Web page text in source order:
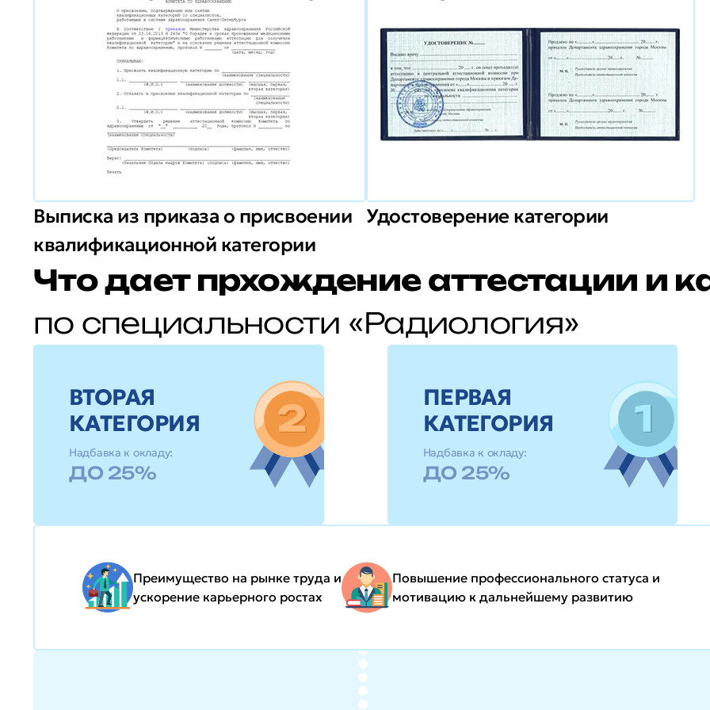
Выписка из приказа о присвоении
квалификационной категории
Удостоверение категории
Что дает прхождение аттестации и
по специальности «Радиология»
ВТОРАЯ
КАТЕГОРИЯ
Надбавка к окладу:
ДО 25%
ПЕРВАЯ
КАТЕГОРИЯ
Надбавка к окладу:
ДО 25%
Преимущество на рынке труда и
ускорение карьерного ростах
Повышение профессионального статуса и
мотивацию к дальнейшему развитию